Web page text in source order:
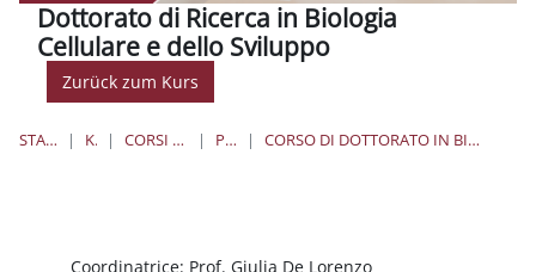
Dottorato di Ricerca in Biologia
Cellulare e dello Sviluppo
Zurück zum Kurs
STARTSEITE KURSE CORSI DI DOTTORATO PHD_BCS CORSO DI DOTTORATO IN BIOLOGIA CELLULARE E DELLO SVILUPPO
Coordinatrice: Prof. Giulia De Lorenzo